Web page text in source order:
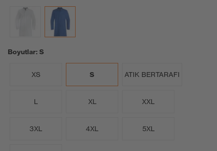
Boyutlar: S
XS S ATIK BERTARAFI
L XL XXL
3XL 4XL 5XL